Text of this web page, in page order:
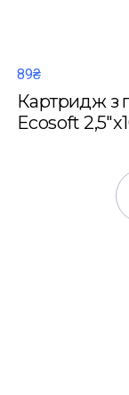
89₴
Картридж з
Ecosoft